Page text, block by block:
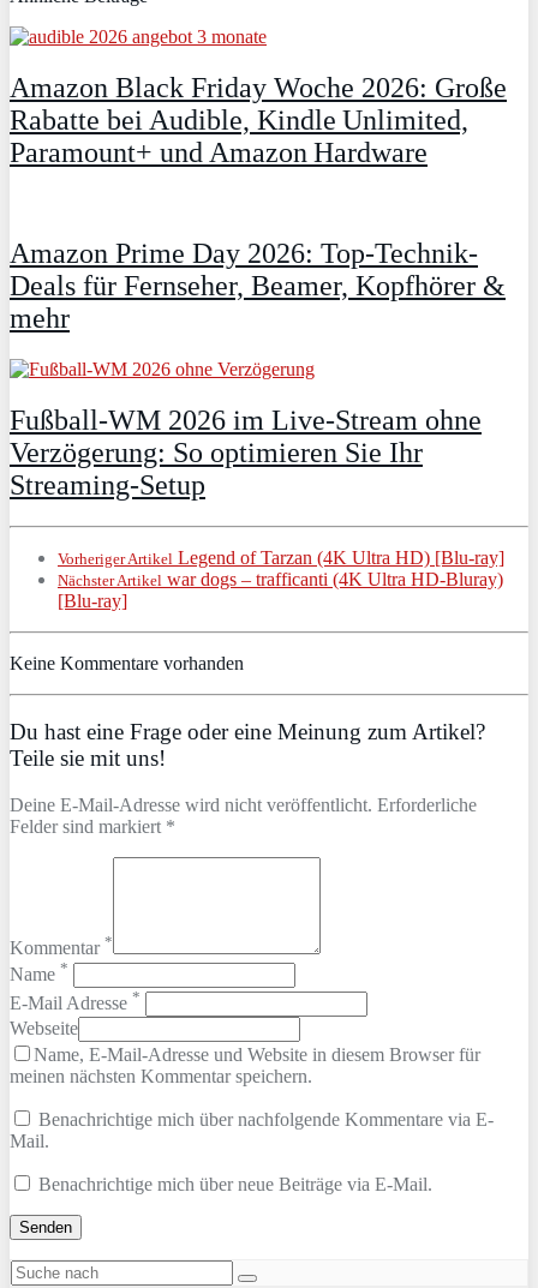
Amazon Black Friday Woche 2026: Große
Rabatte bei Audible, Kindle Unlimited,
Paramount+ und Amazon Hardware
Amazon Prime Day 2026: Top-Technik-
Deals für Fernseher, Beamer, Kopfhörer &
mehr
Fußball-WM 2026 im Live-Stream ohne
Verzögerung: So optimieren Sie Ihr
Streaming-Setup
Vorheriger Artikel Legend of Tarzan (4K Ultra HD) [Blu-ray]
Nächster Artikel war dogs – trafficanti (4K Ultra HD-Bluray)
[Blu-ray]
Keine Kommentare vorhanden
Du hast eine Frage oder eine Meinung zum Artikel?
Teile sie mit uns!
Deine E-Mail-Adresse wird nicht veröffentlicht. Erforderliche
Felder sind markiert *
Kommentar *
Name *
E-Mail Adresse *
Webseite
Name, E-Mail-Adresse und Website in diesem Browser für
meinen nächsten Kommentar speichern.
Benachrichtige mich über nachfolgende Kommentare via E-
Mail.
Benachrichtige mich über neue Beiträge via E-Mail.